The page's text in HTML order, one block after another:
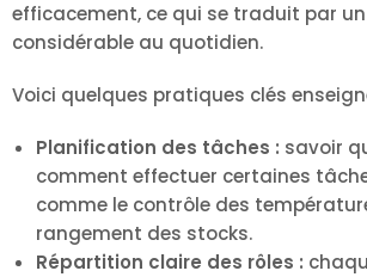
efficacement, ce qui se traduit par un
considérable au quotidien.
Voici quelques pratiques clés
Planification des tâches : savoir
comment effectuer certaines
comme le contrôle des
rangement des stocks.
Répartition claire des rôles :